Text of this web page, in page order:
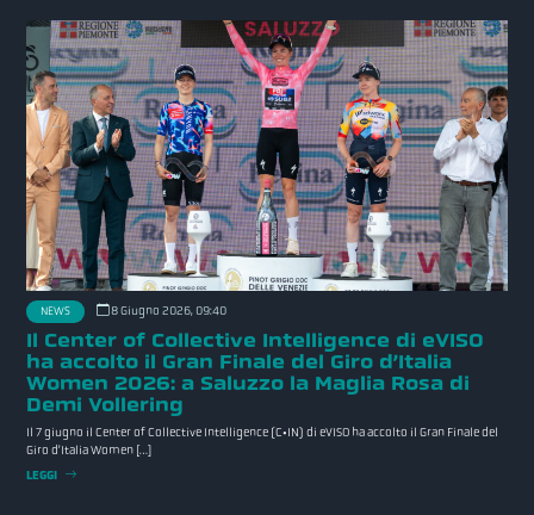
NEWS 8 Giugno 2026, 09:40
Il Center of Collective Intelligence di eVISO
ha accolto il Gran Finale del Giro d’Italia
Women 2026: a Saluzzo la Maglia Rosa di
Demi Vollering
Il 7 giugno il Center of Collective Intelligence (C•IN) di eVISO ha accolto il Gran Finale del
Giro d’Italia Women […]
LEGGI